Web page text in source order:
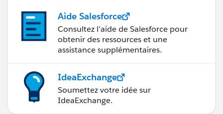
Aide Salesforce
Consultez l’aide de Salesforce pour
obtenir des ressources et une
assistance supplémentaires.
IdeaExchange
Soumettez votre idée sur
IdeaExchange.